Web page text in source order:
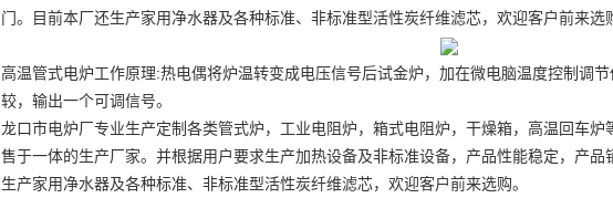
门。目前本厂还生产家用净水器及各种标准、非标准型活性炭纤维滤芯，欢迎客户前来选
高温管式电炉工作原理:热电偶将炉温转变成电压信号后试金炉，加在微电脑温度控制调
较，输出一个可调信号。
龙口市电炉厂专业生产定制各类管式炉，工业电阻炉，箱式电阻炉，干燥箱，高温回车炉
售于一体的生产厂家。并根据用户要求生产加热设备及非标准设备，产品性能稳定，产
生产家用净水器及各种标准、非标准型活性炭纤维滤芯，欢迎客户前来选购。